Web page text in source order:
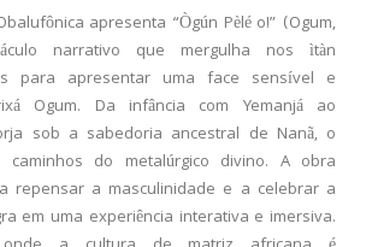
apresenta “Ògún Pèlé o!” (Ogum,
narrativo que mergulha nos ìtàn
para apresentar uma face sensível e
Ogum. Da infância com Yemanjá ao
sob a sabedoria ancestral de Nanã, o
do metalúrgico divino. A obra
repensar a masculinidade e a celebrar a
em uma experiência interativa e imersiva.